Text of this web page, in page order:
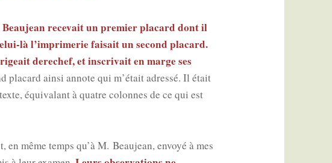
rece­vait un pre­mier pla­card dont il
là l’imprimerie fai­sait un second pla­card.
dere­chef, et ins­cri­vait en marge ses
pla­card ain­si annote qui m’était adres­sé. Il était
équi­va­lant à quatre colonnes de ce qui est
en même temps qu’à M. Beau­jean, envoyé à mes